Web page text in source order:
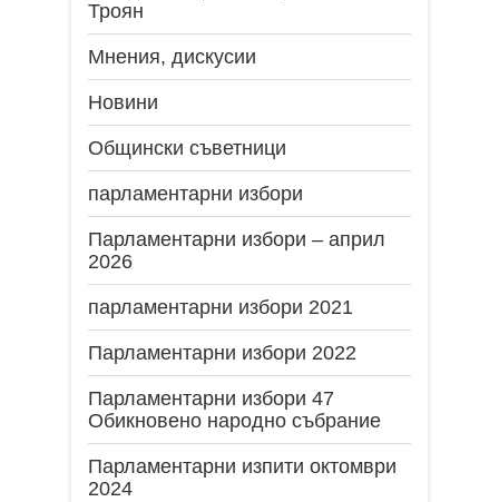
Троян
Мнения, дискусии
Новини
Общински съветници
парламентарни избори
Парламентарни избори – април
2026
парламентарни избори 2021
Парламентарни избори 2022
Парламентарни избори 47
Обикновено народно събрание
Парламентарни изпити октомври
2024